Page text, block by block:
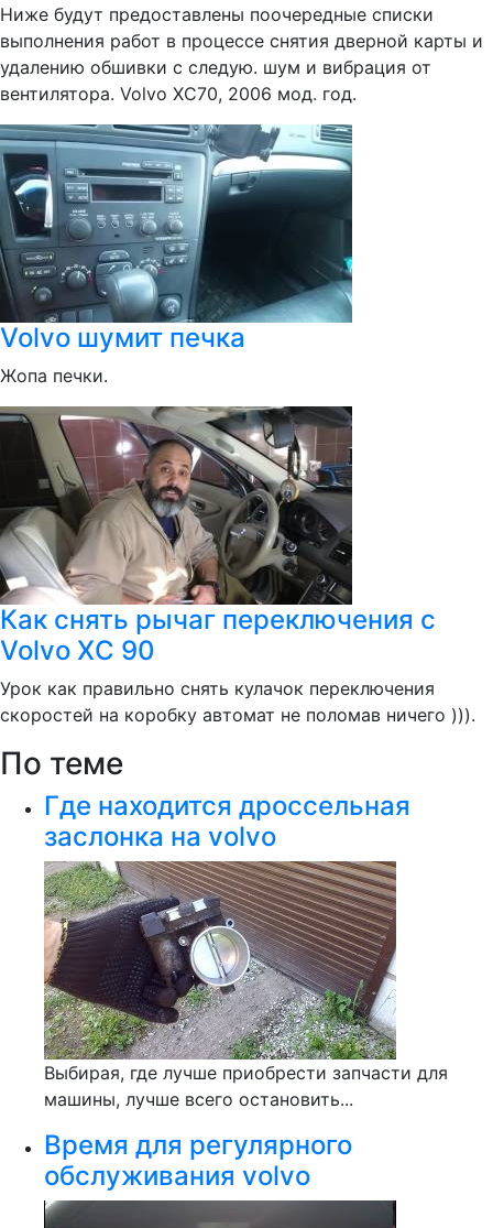
Ниже будут предоставлены поочередные списки
выполнения работ в процессе снятия дверной карты и
удалению обшивки с следую. шум и вибрация от
вентилятора. Volvo XC70, 2006 мод. год.
Volvo шумит печка
Жопа печки.
Как снять рычаг переключения с
Volvo XC 90
Урок как правильно снять кулачок переключения
скоростей на коробку автомат не поломав ничего ))).
По теме
Где находится дроссельная
заслонка на volvo
Выбирая, где лучше приобрести запчасти для
машины, лучше всего остановить...
Время для регулярного
обслуживания volvo